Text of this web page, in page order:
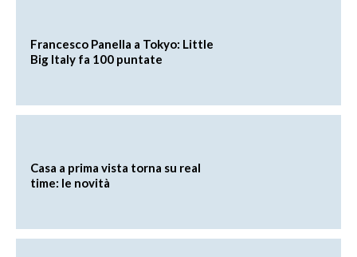
Francesco Panella a Tokyo: Little
Big Italy fa 100 puntate
Casa a prima vista torna su real
time: le novità